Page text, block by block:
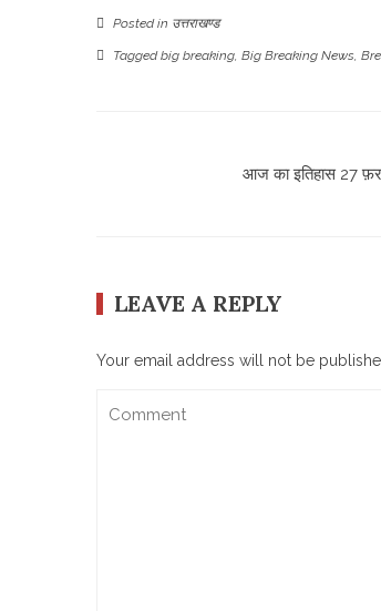
Posted in उत्तराखण्ड
Taggedbig breaking, Big Breaking News,
आज का इतिहास 27
LEAVE A REPLY
Your email address will not be